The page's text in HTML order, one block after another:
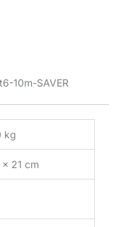
10m-SAVER
kg
× 21 cm